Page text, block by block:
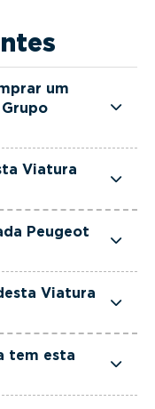
um
selecionadas
disso, dispõe
dedicada,
que
e ao seu
Viatura
Peugeot
Viatura
tem esta